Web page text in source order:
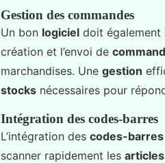
Gestion des commandes
Un bon logiciel doit également
création et l’envoi de
marchandises. Une gestion
stocks nécessaires pour
Intégration des codes-barres
L’intégration des codes-barres
scanner rapidement les articles